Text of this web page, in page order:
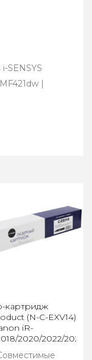
SENSYS
|
картридж
(N-C-EXV14)
iR-
2020/2022/2025,